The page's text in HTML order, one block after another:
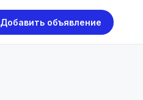
Добавить объявление